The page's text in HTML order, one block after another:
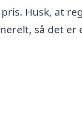
Husk, at
så det er